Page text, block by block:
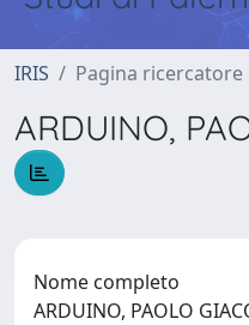
IRIS Pagina ricercatore
ARDUINO,
Nome completo
ARDUINO, PAOLO